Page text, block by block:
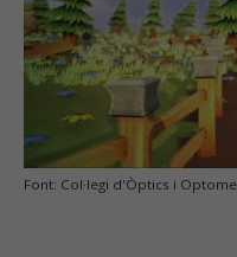
Font: Col·legi d'Òptics i